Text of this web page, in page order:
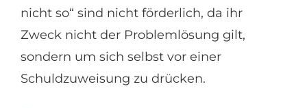
nicht so“ sind nicht förderlich, da ihr
Zweck nicht der Problemlösung gilt,
sondern um sich selbst vor einer
Schuldzuweisung zu drücken.